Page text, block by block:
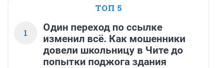
ТОП 5
1
Один переход по ссылке
изменил всё. Как мошенники
довели школьницу в Чите до
попытки поджога здания